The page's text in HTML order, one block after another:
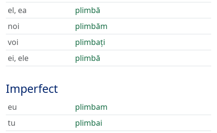
el, ea
plimbă
noi
plimbăm
voi
plimbați
ei, ele
plimbă
Imperfect
eu
plimbam
tu
plimbai